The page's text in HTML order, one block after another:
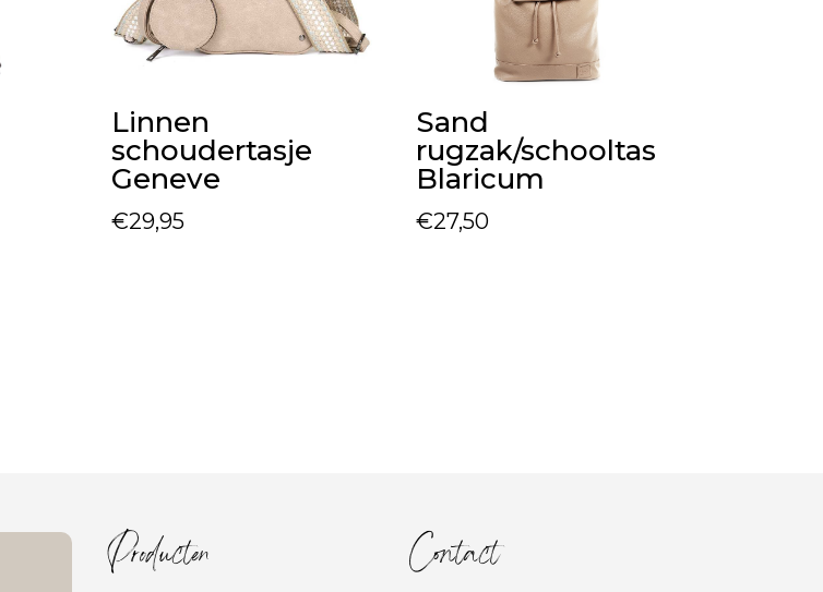
Linnen
schoudertasje
Geneve
€29,95
Sand
rugzak/schooltas
Blaricum
€27,50
Producten Contact